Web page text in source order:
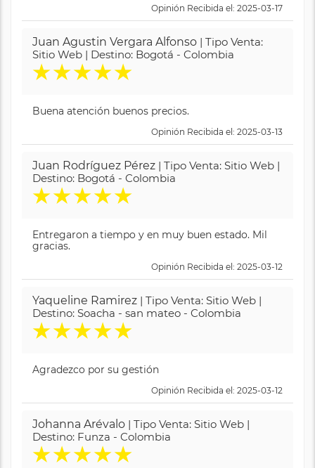
Opinión Recibida el: 2025-03-17
Juan Agustin Vergara Alfonso | Tipo Venta:
Sitio Web | Destino: Bogotá - Colombia
★★★★★
Buena atención buenos precios.
Opinión Recibida el: 2025-03-13
Juan Rodríguez Pérez | Tipo Venta: Sitio Web |
Destino: Bogotá - Colombia
★★★★★
Entregaron a tiempo y en muy buen estado. Mil
gracias.
Opinión Recibida el: 2025-03-12
Yaqueline Ramirez | Tipo Venta: Sitio Web |
Destino: Soacha - san mateo - Colombia
★★★★★
Agradezco por su gestión
Opinión Recibida el: 2025-03-12
Johanna Arévalo | Tipo Venta: Sitio Web |
Destino: Funza - Colombia
★★★★★